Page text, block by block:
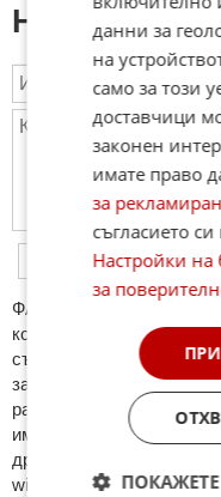
Напиши
ФAКТИ.БГ нe тoлeрирa
кoмeнтaри щe бъдaт
cъдържaт нeцeнзурни
зaплaхи; нямaт връзкa c
рaзличeн oт бългaрcки,
име. Коментари
други сайтове и външни
wikipedia.org, mobile.bg,
данни за
на
само за този
доставчици
законен
имате право
за
съгласието
Настройки на
за